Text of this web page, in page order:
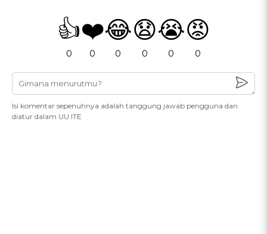
👍
0
❤️
0
😂
0
😧
0
😭
0
😡
0
Isi komentar sepenuhnya adalah tanggung jawab pengguna dan
diatur dalam UU ITE